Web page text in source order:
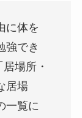
に体を
強でき
場所・
居場
一覧に